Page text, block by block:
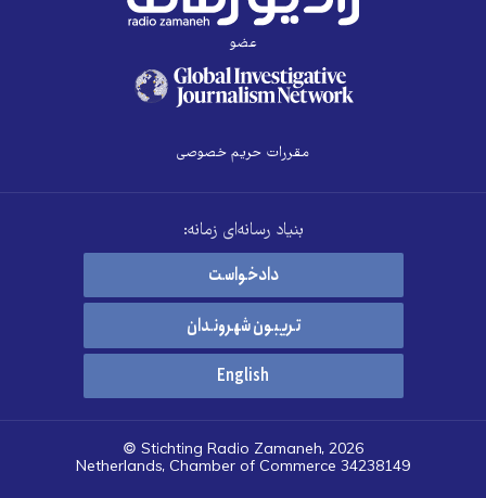
عضو
مقررات حریم خصوصی
بنیاد رسانه‌ای زمانه:
دادخواست
تریبون شهروندان
English
© Stichting Radio Zamaneh, 2026
Netherlands, Chamber of Commerce 34238149